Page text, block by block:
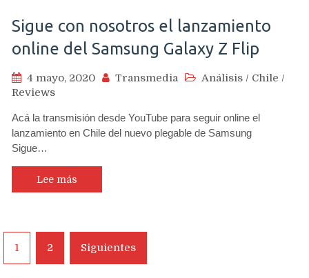
Sigue con nosotros el lanzamiento
online del Samsung Galaxy Z Flip
4 mayo, 2020 Transmedia Análisis / Chile /
Reviews
Acá la transmisión desde YouTube para seguir online el
lanzamiento en Chile del nuevo plegable de Samsung
Sigue…
Lee más
Navegación
de
1 2 Siguientes